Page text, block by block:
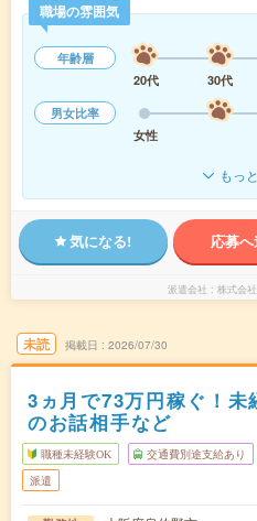
職場の雰囲気
年齢層
20代
30代
男女比率
女性
もっ
気になる! 応募
派遣会社 株式会
未読 掲載日 2026/07/30
3ヵ月で73万円稼ぐ！
のお話相手など
職種未経験OK 交通費別途支給あり
派遣